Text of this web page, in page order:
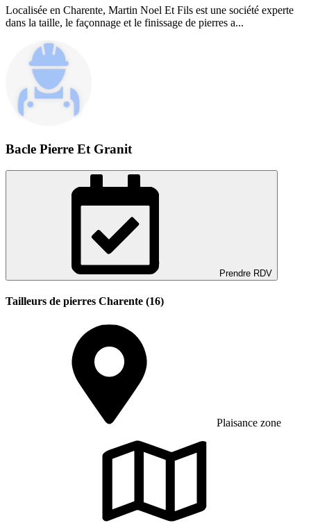
Localisée en Charente, Martin Noel Et Fils est une société experte
dans la taille, le façonnage et le finissage de pierres a...
Bacle Pierre Et Granit
Prendre RDV
Tailleurs de pierres Charente (16)
Plaisance zone